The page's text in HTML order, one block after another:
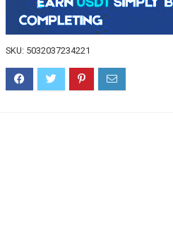
SKU: 5032037234221